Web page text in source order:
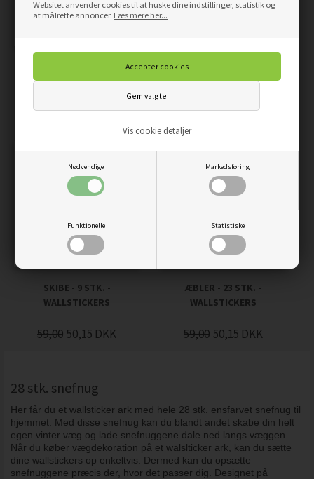
Websitet anvender cookies til at huske dine indstillinger, statistik og
at målrette annoncer. Læs mere her...
Nødvendige Markedsføring
Funktionelle Statistiske
Vis cookie detaljer
WALLSTICKERS
59,00 50,15DKK
LUFTBALLONER - 12 STK. -
WALLSTICKERS
59,00 50,15DKK
SKIBE - 9 STK. -
WALLSTICKERS
59,00 50,15 DKK
ÆBLER - 23 STK. -
WALLSTICKERS
59,00 50,15 DKK
28 stk. snefnug
Her får du et wallsticker ark med hele 28 stk. ensfarvet snefnug til
hjemmet. Med disse snefnug kan du blandt andet skabe din helt
egen vinter væg og lade snefnuggene dale ned langs væggen.
Når du køber vægdekoration på et walslticker ark, kan du sætte
dine wallstickers op enkeltvis. Dermed kan du opsætte
snefnuggene præcis der, hvor det passer dig. Designet på